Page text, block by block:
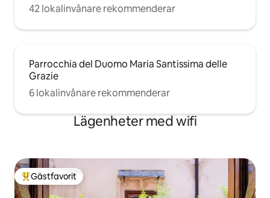
42 lokalinvånare rekommenderar
Parrocchia del Duomo Maria Santissima delle
Grazie
6 lokalinvånare rekommenderar
Lägenheter med wifi
Populär gästfavorit
Gästfavorit